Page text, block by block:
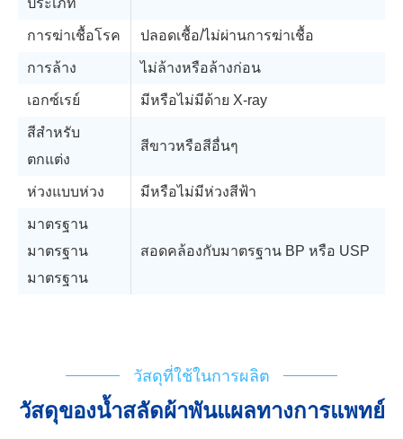
การฆ่าเชื้อโรค ปลอดเชื้อ/ไม่ผ่านการฆ่าเชื้อ
การล้าง ไม่ล้างหรือล้างก่อน
เอกซ์เรย์ มีหรือไม่มีด้าย X-ray
สีสำหรับ
ตกแต่ง
สีขาวหรือสีอื่นๆ
ห่วงแบบห่วง มีหรือไม่มีห่วงสีฟ้า
มาตรฐาน
มาตรฐาน
มาตรฐาน
สอดคล้องกับมาตรฐาน BP หรือ USP
วัสดุที่ใช้ในการผลิต
วัสดุของน้ำสลัดผ้าพันแผลทางการแพทย์